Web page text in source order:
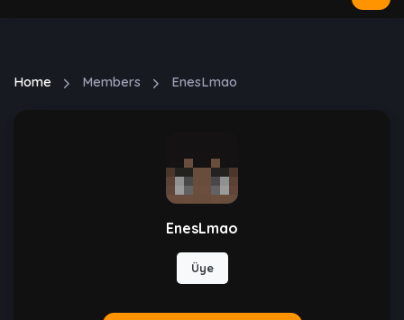
Home Members EnesLmao
EnesLmao
Üye